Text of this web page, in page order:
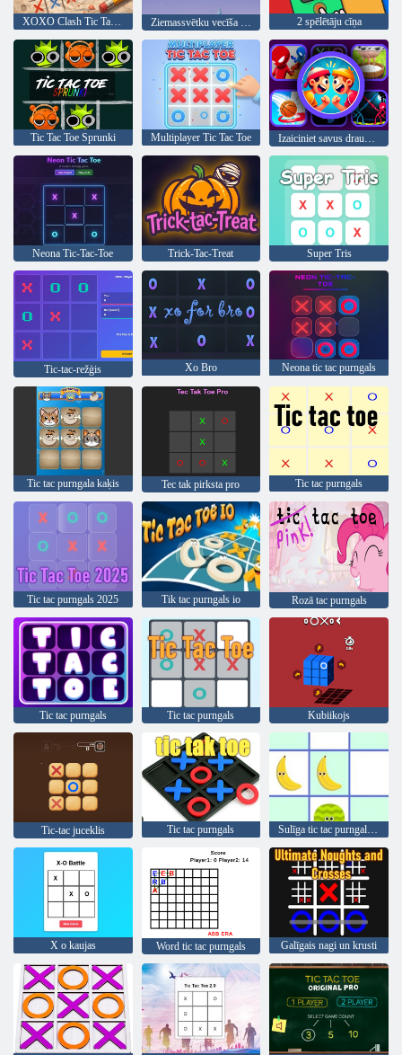
XOXO Clash Tic Tac Toe Ziemassvētku vecīša XO brīnumzeme 2 spēlētāju cīņa
Tic Tac Toe Sprunki Multiplayer Tic Tac Toe Izaiciniet savus draugus
Neona Tic-Tac-Toe Trick-Tac-Treat Super Tris
Tic-tac-režģis Xo Bro Neona tic tac purngals
Tic tac purngala kaķis Tec tak pirksta pro Tic tac purngals
Tic tac purngals 2025 Tik tac purngals io Rozā tac purngals
Tic tac purngals Tic tac purngals Kubiikojs
Tic-tac juceklis Tic tac purngals Sulīga tic tac purngala kaujas
X o kaujas Word tic tac purngals Galīgais nagi un krusti